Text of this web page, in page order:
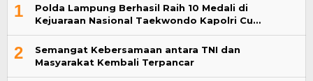
1
Polda Lampung Berhasil Raih 10 Medali di
Kejuaraan Nasional Taekwondo Kapolri Cu…
2
Semangat Kebersamaan antara TNI dan
Masyarakat Kembali Terpancar